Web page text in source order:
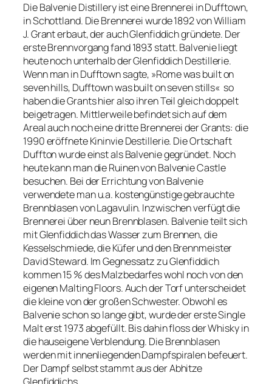
Die Balvenie Distillery ist eine Brennerei in Dufftown,
in Schottland. Die Brennerei wurde 1892 von William
J. Grant erbaut, der auch Glenfiddich gründete. Der
erste Brennvorgang fand 1893 statt. Balvenie liegt
heute noch unterhalb der Glenfiddich Destillerie.
Wenn man in Dufftown sagte, »Rome was built on
seven hills, Dufftown was built on seven stills« so
haben die Grants hier also ihren Teil gleich doppelt
beigetragen. Mittlerweile befindet sich auf dem
Areal auch noch eine dritte Brennerei der Grants: die
1990 eröffnete Kininvie Destillerie. Die Ortschaft
Duffton wurde einst als Balvenie gegründet. Noch
heute kann man die Ruinen von Balvenie Castle
besuchen. Bei der Errichtung von Balvenie
verwendete man u.a. kostengünstige gebrauchte
Brennblasen von Lagavulin. Inzwischen verfügt die
Brennerei über neun Brennblasen. Balvenie teilt sich
mit Glenfiddich das Wasser zum Brennen, die
Kesselschmiede, die Küfer und den Brennmeister
David Steward. Im Gegnessatz zu Glenfiddich
kommen 15 % des Malzbedarfes wohl noch von den
eigenen Malting Floors. Auch der Torf unterscheidet
die kleine von der großen Schwester. Obwohl es
Balvenie schon so lange gibt, wurde der erste Single
Malt erst 1973 abgefüllt. Bis dahin floss der Whisky in
die hauseigene Verblendung. Die Brennblasen
werden mit innenliegenden Dampfspiralen befeuert.
Der Dampf selbst stammt aus der Abhitze